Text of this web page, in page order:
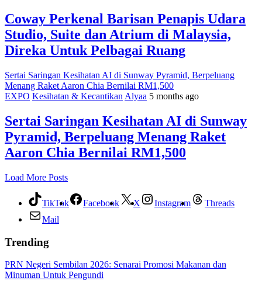
Coway Perkenal Barisan Penapis Udara
Studio, Suite dan Atrium di Malaysia,
Direka Untuk Pelbagai Ruang
Sertai Saringan Kesihatan AI di Sunway Pyramid, Berpeluang
Menang Raket Aaron Chia Bernilai RM1,500
EXPO Kesihatan & Kecantikan Alyaa 5 months ago
Sertai Saringan Kesihatan AI di Sunway
Pyramid, Berpeluang Menang Raket
Aaron Chia Bernilai RM1,500
Load More Posts
TikTok Facebook X Instagram
Threads
Mail
Trending
PRN Negeri Sembilan 2026: Senarai Promosi Makanan dan
Minuman Untuk Pengundi